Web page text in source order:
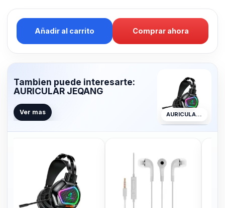
Añadir al carrito Comprar ahora
Tambien puede interesarte:
AURICULAR JEQANG
Ver mas AURICULAR JEQANG